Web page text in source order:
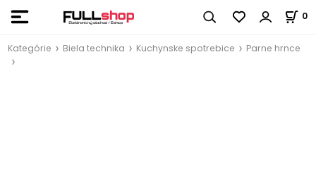
0
Kategórie Biela technika Kuchynske spotrebice Parne hrnce